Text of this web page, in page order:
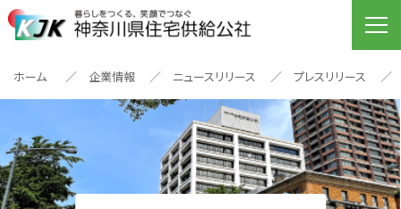
ホーム 企業情報 ニュースリリース プレスリリース